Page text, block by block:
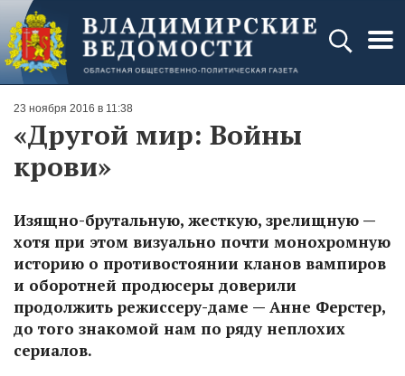
23 ноября 2016 в 11:38
«Другой мир: Войны
крови»
Изящно-брутальную, жесткую, зрелищную —
хотя при этом визуально почти монохромную
историю о противостоянии кланов вампиров
и оборотней продюсеры доверили
продолжить режиссеру-даме — Анне Ферстер,
до того знакомой нам по ряду неплохих
сериалов.